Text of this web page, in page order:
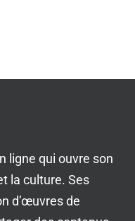
ligne qui ouvre son
la culture. Ses
d’œuvres de